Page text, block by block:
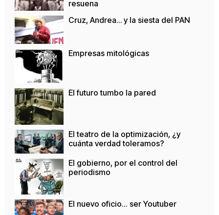
resuena
Cruz, Andrea… y la siesta del PAN
Empresas mitológicas
El futuro tumbo la pared
El teatro de la optimización, ¿y
cuánta verdad toleramos?
El gobierno, por el control del
periodismo
El nuevo oficio... ser Youtuber